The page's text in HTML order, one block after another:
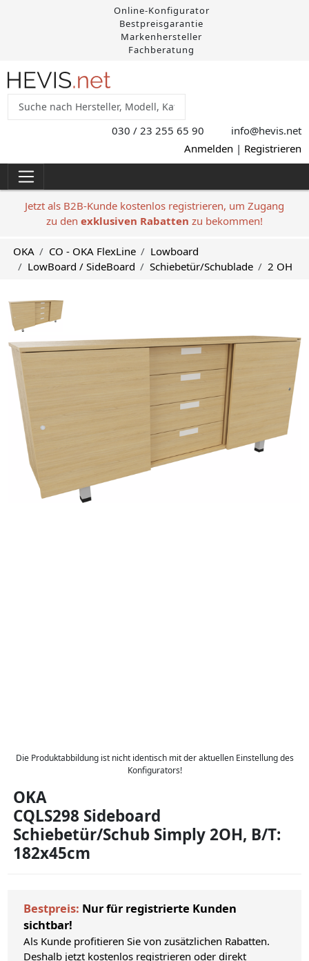
Online-Konfigurator
Bestpreisgarantie
Markenhersteller
Fachberatung
030 / 23 255 65 90 info@hevis.net
Anmelden | Registrieren
Jetzt als B2B-Kunde kostenlos registrieren, um Zugang
zu den exklusiven Rabatten zu bekommen!
OKA CO - OKA FlexLine
Lowboard
LowBoard / SideBoard
Schiebetür/Schublade 2 OH
Die Produktabbildung ist nicht identisch mit der aktuellen Einstellung des
Konfigurators!
OKA
CQLS298 Sideboard
Schiebetür/Schub Simply 2OH, B/T:
182x45cm
Bestpreis: Nur für registrierte Kunden
sichtbar!
Als Kunde profitieren Sie von zusätzlichen Rabatten.
Deshalb jetzt kostenlos registrieren oder direkt